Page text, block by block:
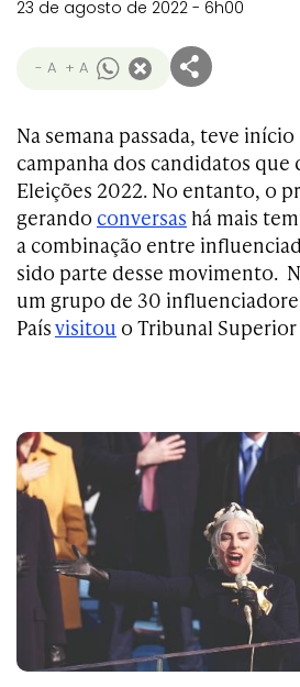
23 de agosto de 2022 - 6h00
- A + A
Na semana passada, teve
campanha dos candidatos que
Eleições 2022. No entanto, o
gerando conversas há mais
a combinação entre
sido parte desse movimento.
um grupo de 30
Paísvisitou o Tribunal